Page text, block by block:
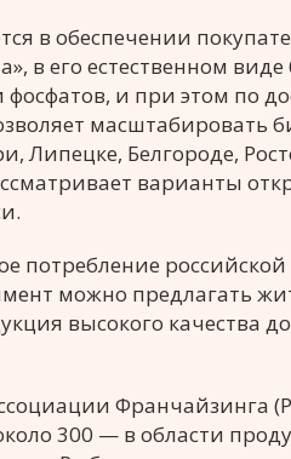
в обеспечении
в его естественном
и при этом по
масштабировать
Липецке, Белгороде,
варианты
потребление
можно предлагать
высокого качества
Франчайзинга
300 — в области